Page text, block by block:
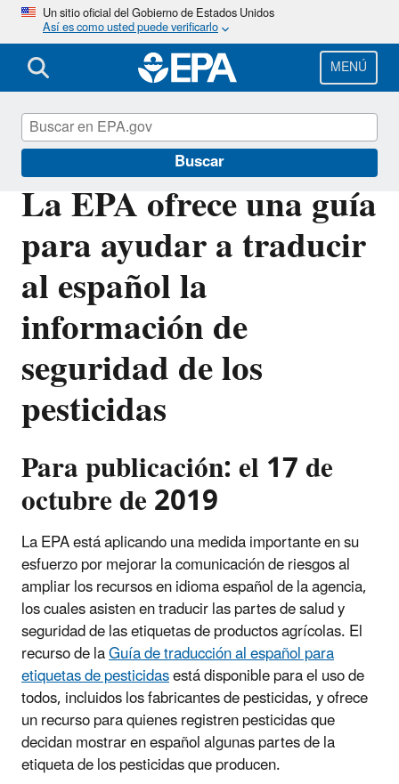
Pasar
al
contenido
principal
Un sitio oficial del Gobierno de Estados Unidos
Así es como usted puede verificarlo
MENÚ
Buscar
La EPA ofrece una guía
para ayudar a traducir
al español la
información de
seguridad de los
pesticidas
Para publicación: el 17 de
octubre de 2019
La EPA está aplicando una medida importante en su
esfuerzo por mejorar la comunicación de riesgos al
ampliar los recursos en idioma español de la agencia,
los cuales asisten en traducir las partes de salud y
seguridad de las etiquetas de productos agrícolas. El
recurso de laGuía de traducción al español para
etiquetas de pesticidasestá disponible para el uso de
todos, incluidos los fabricantes de pesticidas, y ofrece
un recurso para quienes registren pesticidas que
decidan mostrar en español algunas partes de la
etiqueta de los pesticidas que producen.
EPA en español